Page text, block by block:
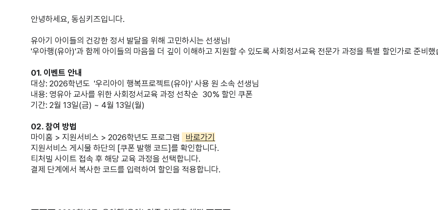
안녕하세요, 동심키즈입니다.
유아기 아이들의 건강한 정서 발달을 위해 고민하시는 선생님!
'우아행(유아)'과 함께 아이들의 마음을 더 깊이 이해하고 지원할 수 있도록 사회정서교육 전문가 과정을 특별 할인가로 준비했
01. 이벤트 안내
대상: 2026학년도 '우리아이 행복프로젝트(유아)' 사용 원 소속 선생님
내용: 영유아 교사를 위한 사회정서교육 과정 선착순 30% 할인 쿠폰
기간: 2월 13일(금) ~ 4월 13일(월)
02. 참여 방법
마이홈 > 지원서비스 > 2026학년도 프로그램
바로가기
지원서비스 게시물 하단의 [쿠폰 발행 코드]를 확인합니다.
티처빌 사이트 접속 후 해당 교육 과정을 선택합니다.
결제 단계에서 복사한 코드를 입력하여 할인을 적용합니다.